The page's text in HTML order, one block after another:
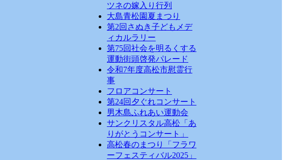
ツネの嫁入り行列
大島青松園夏まつり
第2回さぬき子どもメデ
ィカルラリー
第75回社会を明るくする
運動街頭啓発パレード
令和7年度高松市慰霊行
事
フロアコンサート
第24回夕ぐれコンサート
男木島ふれあい運動会
サンクリスタル高松「あ
りがとうコンサート」
高松春のまつり「フラワ
ーフェスティバル2025」